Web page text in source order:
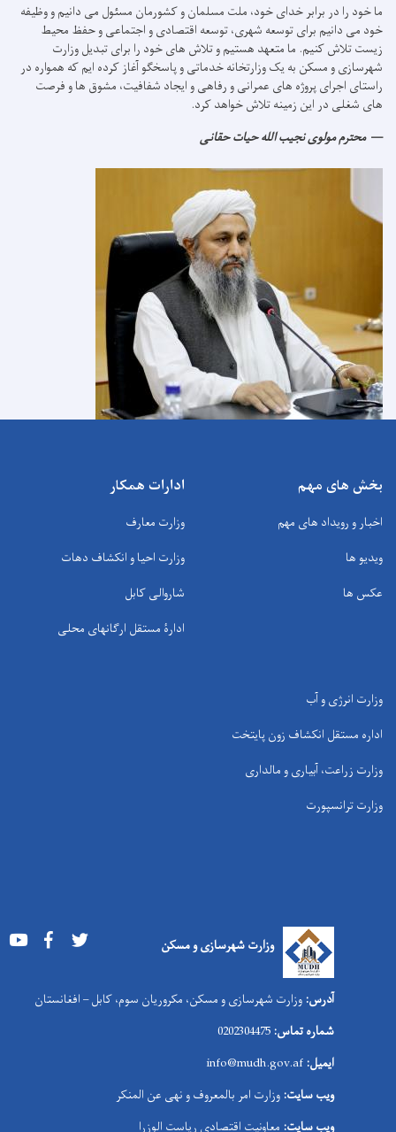
ما خود را در برابر خدای خود، ملت مسلمان و کشورمان مسئول می دانیم و وظیفه
خود می دانیم برای توسعه شهری، توسعه اقتصادی و اجتماعی و حفظ محیط
زیست تلاش کنیم. ما متعهد هستیم و تلاش های خود را برای تبدیل وزارت
شهرسازی و مسکن به یک وزارتخانه خدماتی و پاسخگو آغاز کرده ایم که همواره در
راستای اجرای پروژه های عمرانی و رفاهی و ایجاد شفافیت، مشوق ها و فرصت
های شغلی در این زمینه تلاش خواهد کرد.
محترم مولوی نجیب الله حیات حقانی
بخش های مهم
اخبار و رویداد های مهم
ویدیو ها
عکس ها
ادارات همکار
وزارت معارف
وزارت احیا و انکشاف دهات
شاروالی کابل
ادارۀ مستقل ارگانهای محلی
وزارت انرژی و آب
اداره مستقل انکشاف زون پایتخت
وزارت زراعت، آبیاری و مالداری
وزارت ترانسپورت
وزارت شهرسازی و مسکن Youtube Facebook
آدرس: وزارت شهرسازی و مسکن، مکروریان سوم، کابل – افغانستان
شماره تماس:
ایمیل: info@mudh.gov.af
ویب سایت: وزارت امر بالمعروف و نهی عن المنکر
ویب سایت: معاونیت اقتصادي ریاست الوزرا